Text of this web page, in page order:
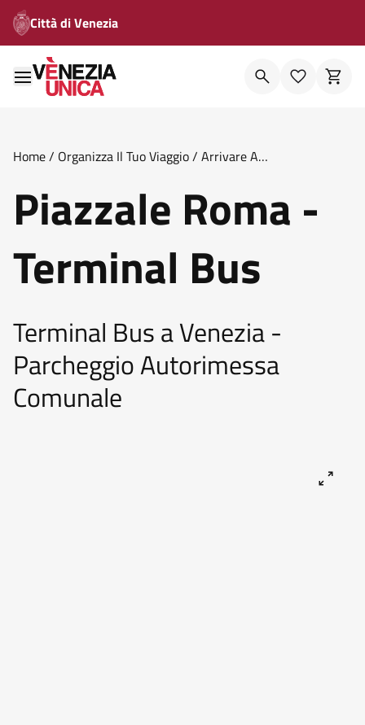
Città di Venezia
Home/ Organizza Il Tuo Viaggio/ Arrivare A
Piazzale Roma -
Terminal Bus
Terminal Bus a Venezia -
Parcheggio Autorimessa
Comunale